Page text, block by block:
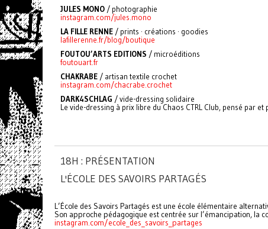
JULES MONO / photographie
instagram.com/jules.mono
LA FILLE RENNE / prints · créations · goodies
lafillerenne.fr/blog/boutique
FOUTOU’ARTS EDITIONS / microéditions
foutouart.fr
CHAKRABE / artisan textile crochet
instagram.com/chacrabe.crochet
DARK4SCHLAG / vide-dressing solidaire
Le vide-dressing à prix libre du Chaos CTRL Club, pensé par
18H : PRÉSENTATION
L'ÉCOLE DES SAVOIRS PARTAGÉS
L’École des Savoirs Partagés est une école élémentaire
Son approche pédagogique est centrée sur l’émancipation, la
instagram.com/ecole_des_savoirs_partages